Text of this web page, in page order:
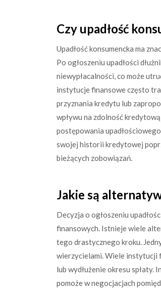
Czy upadłość
Upadłość konsumencka ma
Po ogłoszeniu upadłości
niewypłacalności, co może
instytucje finansowe często
przyznania kredytu lub
wpływu na zdolność
postępowania
swojej historii kredytowej
bieżących zobowiązań.
Jakie są
Decyzja o ogłoszeniu
finansowych. Istnieje wiele
tego drastycznego kroku.
wierzycielami. Wiele instytucji
lub wydłużenie okresu
pomoże w negocjacjach